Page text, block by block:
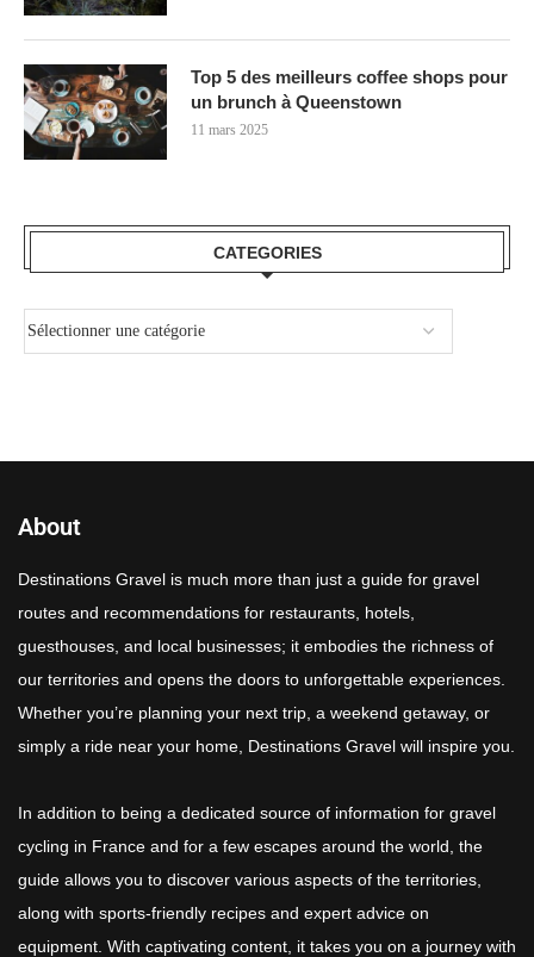
Top 5 des meilleurs coffee shops pour
un brunch à Queenstown
11 mars 2025
CATEGORIES
About
Destinations Gravel is much more than just a guide for gravel
routes and recommendations for restaurants, hotels,
guesthouses, and local businesses; it embodies the richness of
our territories and opens the doors to unforgettable experiences.
Whether you’re planning your next trip, a weekend getaway, or
simply a ride near your home, Destinations Gravel will inspire you.
In addition to being a dedicated source of information for gravel
cycling in France and for a few escapes around the world, the
guide allows you to discover various aspects of the territories,
along with sports-friendly recipes and expert advice on
equipment. With captivating content, it takes you on a journey with